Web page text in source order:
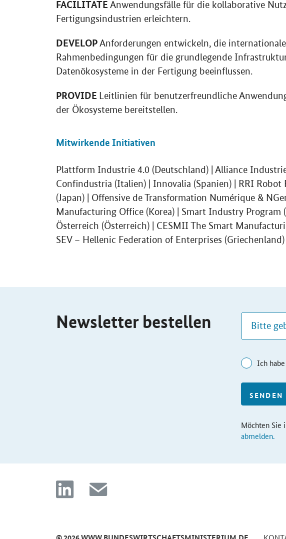
FACILITATE Anwendungsfälle für die kollaborative
Fertigungsindustrien erleichtern.
DEVELOPAnforderungen entwickeln, die
Rahmenbedingungen für die grundlegende
Datenökosysteme in der Fertigung beeinflussen.
PROVIDE Leitlinien für benutzerfreundliche
der Ökosysteme bereitstellen.
Mitwirkende Initiativen
Plattform Industrie 4.0 (Deutschland) | Alliance
Confindustria (Italien) | Innovalia (Spanien) | RRI
(Japan) | Offensive de Transformation Numérique &
Manufacturing Office (Korea) | Smart Industry
Österreich (Österreich) | CESMII The Smart
SEV – Hellenic Federation of Enterprises (Griechenland)
Newsletter bestellen
Ich
SENDEN
Möchten Sie
abmelden.
linkedin mail